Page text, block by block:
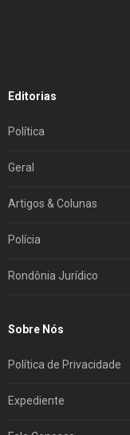
Editorias
Política
Geral
Artigos & Colunas
Polícia
Rondônia Jurídico
Sobre Nós
Política de Privacidade
Expediente